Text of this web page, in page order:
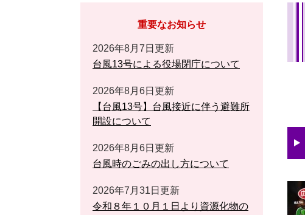
重要なお知らせ
2026年8月7日更新
台風13号による役場閉庁について
2026年8月6日更新
【台風13号】台風接近に伴う避難所
開設について
2026年8月6日更新
台風時のごみの出し方について
2026年7月31日更新
令和８年１０月１日より資源化物の